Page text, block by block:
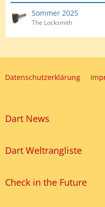
Sommer 2025
The Locksmith
Datenschutzerklärung
Dart News
Dart Weltrangliste
Check in the Future